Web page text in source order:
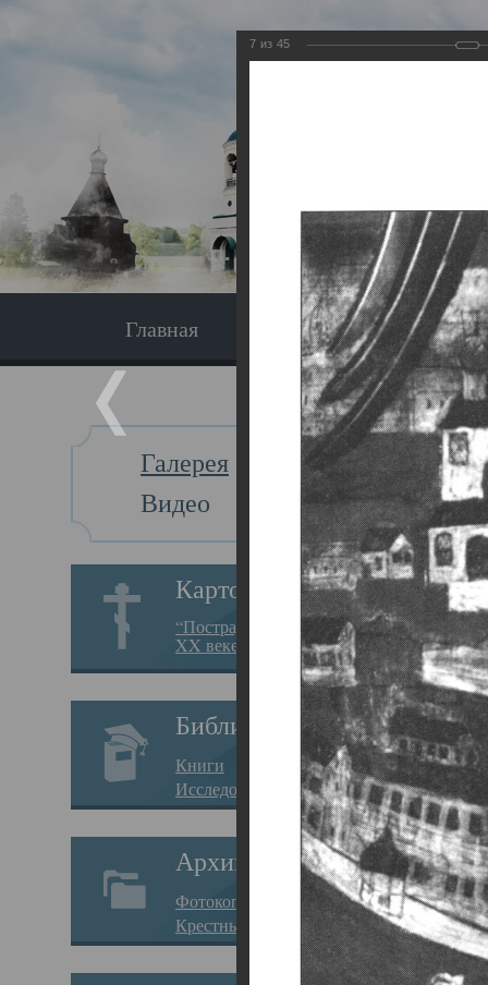
Главная Экскурсия
Галерея
Видео
Картотека
“Пострадавшие за веру в
XX веке на Севере”
Библиотека
Книги
Исследования
Архив
Фотокопии дел
Крестные ходы
Главная
7 из 45